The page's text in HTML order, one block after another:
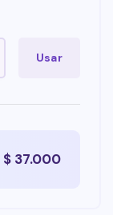
Usar
$ 37.000